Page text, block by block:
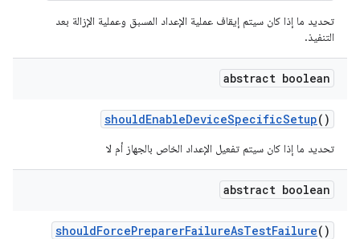
تحديد ما إذا كان سيتم إيقاف عملية الإعداد المسبق وعملية الإزالة بعد
التنفيذ.
abstract boolean
shouldEnableDeviceSpecificSetup()
تحديد ما إذا كان سيتم تفعيل الإعداد الخاص بالجهاز أم لا
abstract boolean
shouldForcePreparerFailureAsTestFailure()